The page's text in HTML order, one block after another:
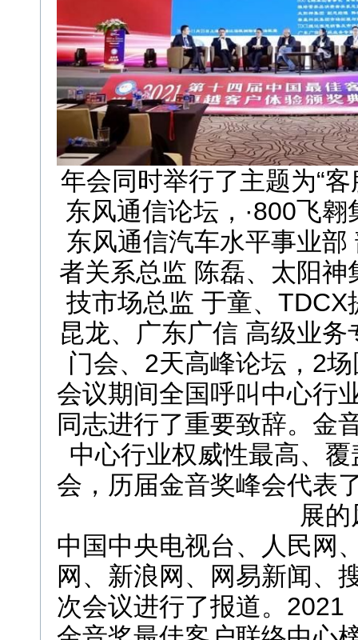
年会同时举行了主题为“
东风通信论坛，·800飞
东风通信汽车水平事业
者关系总监 陈磊、太阳
技市场总监 于童、
昆龙、广东广信 高级业
门会、2天高峰论坛，2
会议期间全国呼叫中心行
同志进行了重要致辞。金
中心行业权威性最高、
会，历届金音奖峰会代表
展
中国中央电视台、人民网
网、新浪网、网易新闻、
次会议进行了报道。2021